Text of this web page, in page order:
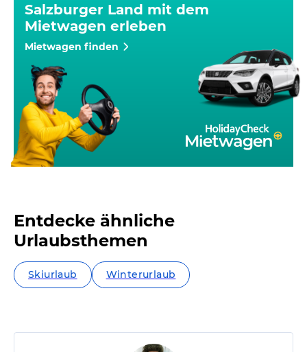
Salzburger Land mit dem
Mietwagen erleben
Mietwagen finden
Entdecke ähnliche
Urlaubsthemen
Skiurlaub Winterurlaub